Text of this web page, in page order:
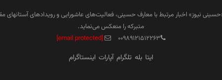
نیوز» اخبار مرتبط با معارف حسینی، فعالیت‌های عاشورایی و رویدادهای
متبرکه را منعکس می‌نماید.
۰۰۹۸۹۱۲۱۵۱۲۲۶۳
[email protected]
ایتا بله تلگرام آپارات اینستاگرام